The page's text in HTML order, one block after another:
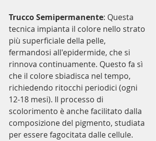
Trucco Semipermanente: Questa
tecnica impianta il colore nello strato
più superficiale della pelle,
fermandosi all'epidermide, che si
rinnova continuamente. Questo fa sì
che il colore sbiadisca nel tempo,
richiedendo ritocchi periodici (ogni
12-18 mesi). Il processo di
scolorimento è anche facilitato dalla
composizione del pigmento, studiata
per essere fagocitata dalle cellule.